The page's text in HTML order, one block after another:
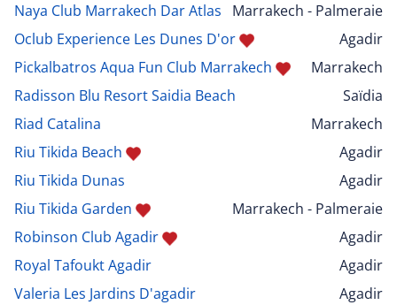
Naya Club Marrakech Dar Atlas
Marrakech - Palmeraie
Oclub Experience Les Dunes D'or
Agadir
Pickalbatros Aqua Fun Club Marrakech
Marrakech
Radisson Blu Resort Saidia Beach
Saïdia
Riad Catalina
Marrakech
Riu Tikida Beach
Agadir
Riu Tikida Dunas
Agadir
Riu Tikida Garden
Marrakech - Palmeraie
Robinson Club Agadir
Agadir
Royal Tafoukt Agadir
Agadir
Valeria Les Jardins D'agadir
Agadir